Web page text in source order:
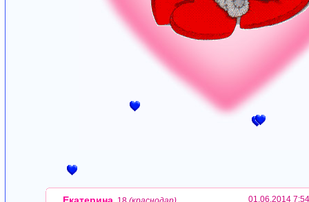
01.06.2014 7:54